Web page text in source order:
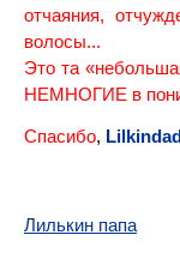
отчаяния,
волосы...
Это та
НЕМНОГИЕ в
Спасибо,
Лилькин папа